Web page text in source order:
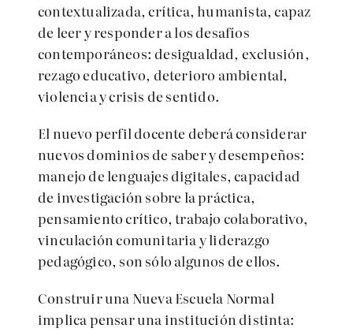
contextualizada, crítica, humanista, capaz
de leer y responder a los desafíos
contemporáneos: desigualdad, exclusión,
rezago educativo, deterioro ambiental,
violencia y crisis de sentido.
El nuevo perfil docente deberá considerar
nuevos dominios de saber y desempeños:
manejo de lenguajes digitales, capacidad
de investigación sobre la práctica,
pensamiento crítico, trabajo colaborativo,
vinculación comunitaria y liderazgo
pedagógico, son sólo algunos de ellos.
Construir una Nueva Escuela Normal
implica pensar una institución distinta: